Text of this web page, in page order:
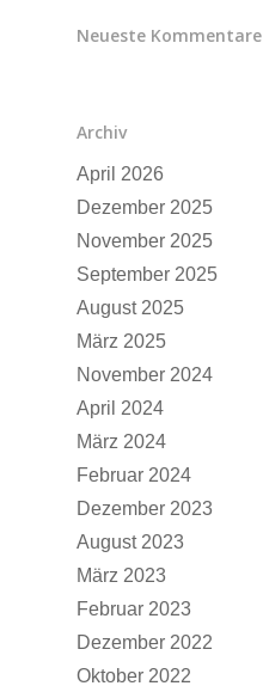
Neueste Kommentare
Archiv
April 2026
Dezember 2025
November 2025
September 2025
August 2025
März 2025
November 2024
April 2024
März 2024
Februar 2024
Dezember 2023
August 2023
März 2023
Februar 2023
Dezember 2022
Oktober 2022